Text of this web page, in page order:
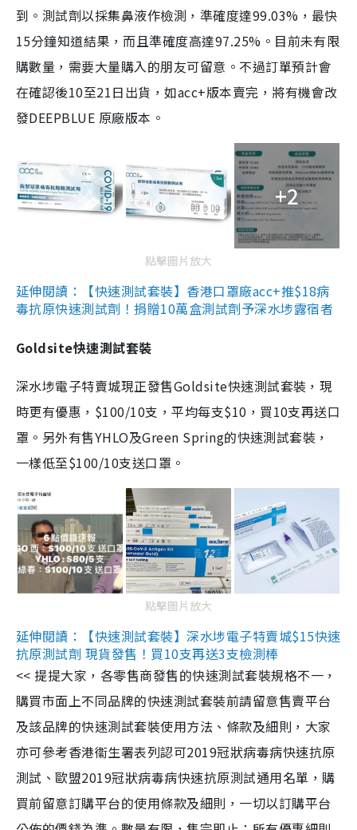
到。測試劑以採集鼻液作檢測，準確度達99.03%，最快
15分鐘知道結果，而且準確度高達97.25%。目前未有限
購數量，需要大量購入的朋友可留意。不過訂單預計會
在確認後10至21日出貨，如acc+版本賣完，將有機會改
發DEEPBLUE 原廠版本。
+2
點擊圖片放大
延伸閱讀：【快速測試套裝】香港口罩廠acc+推$18病
毒抗原快速測試劑！捐贈10萬盒測試劑予深水埗露宿者
Goldsite快速測試套裝
深水埗電子特賣城現正發售Goldsite快速測試套裝，現
時更有優惠，$100/10支，平均每支$10，買10支再送口
罩。另外有售YHLO及Green Spring的快速測試套裝，
一樣低至$100/10支送口罩。
點擊圖片放大
延伸閱讀：【快速測試套裝】深水埗電子特賣城$15快速
抗原測試劑 現貨發售！買10支再送3支檢測棒
<< 提提大家，各零售商發售的快速測試套裝規格不一，
購買市面上不同品牌的快速測試套裝前請留意售賣平台
及該品牌的快速測試套裝使用方法、條款及細則，大家
亦可參考香港衞生署表列認可2019冠狀病毒病快速抗原
測試、歐盟2019冠狀病毒病快速抗原測試通用名單，購
買前留意訂購平台的使用條款及細則，一切以訂購平台